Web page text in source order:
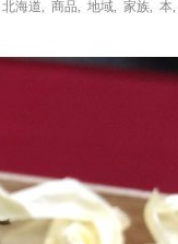
北海道 商品 地域 家族 本